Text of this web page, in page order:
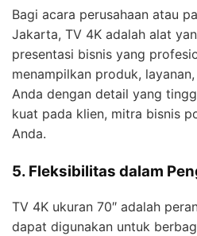
Bagi acara perusahaan atau
Jakarta, TV 4K adalah alat
presentasi bisnis yang
menampilkan produk,
Anda dengan detail yang
kuat pada klien, mitra bisnis
Anda.
5. Fleksibilitas dalam
TV 4K ukuran 70″ adalah
dapat digunakan untuk